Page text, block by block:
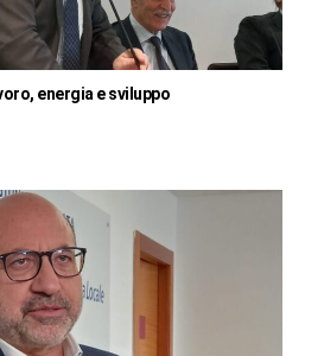
energia e sviluppo